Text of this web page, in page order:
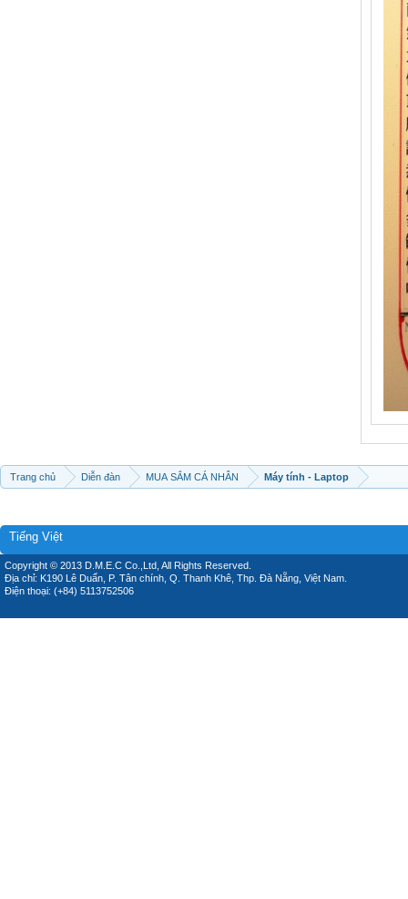
Trang chủ Diễn đàn MUA SẮM CÁ NHÂN Máy tính - Laptop
Tiếng Việt
Copyright © 2013 D.M.E.C Co.,Ltd, All Rights Reserved.
Địa chỉ: K190 Lê Duẩn, P. Tân chính, Q. Thanh Khê, Thp. Đà Nẵng, Việt Nam.
Điện thoại: (+84) 5113752506